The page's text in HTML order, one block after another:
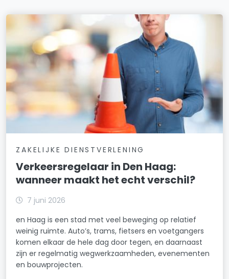
ZAKELIJKE DIENSTVERLENING
Verkeersregelaar in Den Haag:
wanneer maakt het echt verschil?
7 juni 2026
en Haag is een stad met veel beweging op relatief
weinig ruimte. Auto’s, trams, fietsers en voetgangers
komen elkaar de hele dag door tegen, en daarnaast
zijn er regelmatig wegwerkzaamheden, evenementen
en bouwprojecten.